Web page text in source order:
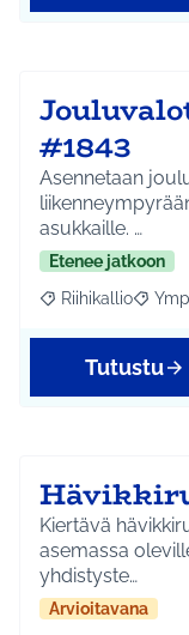
#1843
Asennetaan
asukkaille. …
Etenee jatkoon
Rajaa tulokset
Riihikallio Rajaa
Tutustu
Kiertävä
asemassa
yhdistyste…
Arvioitavana